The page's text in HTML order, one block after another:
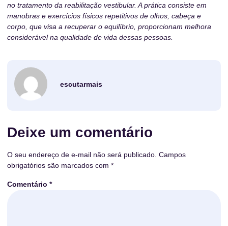
no tratamento da reabilitação vestibular. A prática consiste em
manobras e exercícios físicos repetitivos de olhos, cabeça e
corpo, que visa a recuperar o equilíbrio, proporcionam melhora
considerável na qualidade de vida dessas pessoas.
escutarmais
Deixe um comentário
O seu endereço de e-mail não será publicado. Campos
obrigatórios são marcados com *
Comentário *